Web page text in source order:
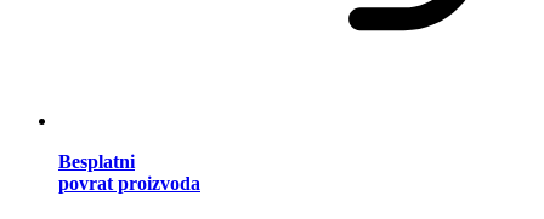
Besplatni
povrat proizvoda